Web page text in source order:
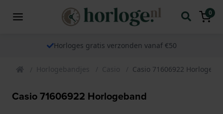
0
Horloges gratis verzonden vanaf €50
Horlogebandjes Casio Casio 71606922
Casio 71606922 Horlogeband